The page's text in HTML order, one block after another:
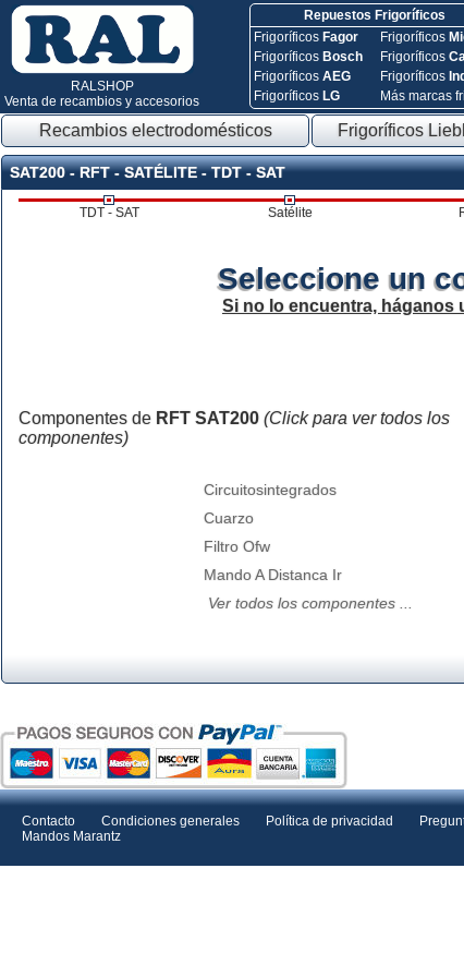
RALSHOP
Venta de recambios y accesorios
Repuestos Frigoríficos
Frigoríficos Fagor
Frigoríficos Bosch
FrigoríficosAEG
Frigoríficos LG
Frigoríficos
Frigoríficos
Frigoríficos
Más marcas
Recambios electrodomésticos Frigoríficos
SAT200 - RFT - SATÉLITE - TDT - SAT
TDT - SAT Satélite
Seleccione un
Si no lo encuentra, háganos
Componentes de RFT SAT200 (Click para ver todos los
componentes)
Circuitosintegrados
Cuarzo
Filtro Ofw
Mando A Distanca Ir
Ver todos los componentes ...
Contacto Condiciones generales Política de privacidad
Mandos Marantz